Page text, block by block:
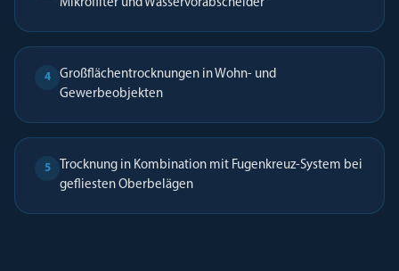
Mikrofilter und Wasservorabscheider
4
Großflächentrocknungen in Wohn- und
Gewerbeobjekten
5
Trocknung in Kombination mit Fugenkreuz-System bei
gefliesten Oberbelägen